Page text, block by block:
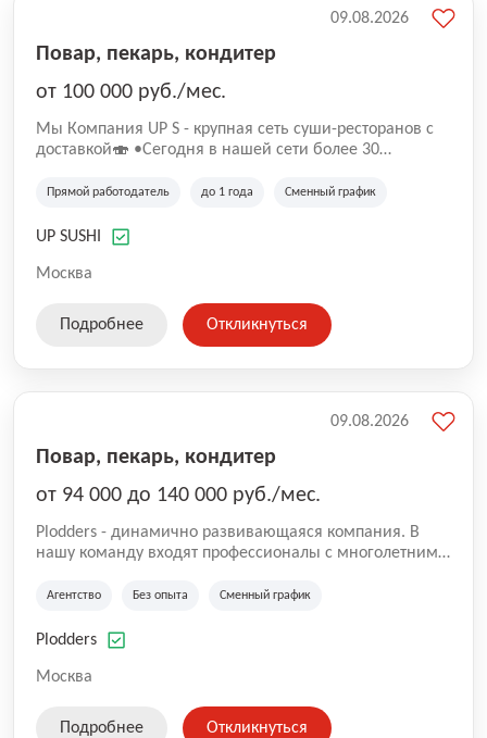
Повар, пекарь, кондитер
от 100 000 руб./мес.
Mы Компaния UP S - крупная сеть суши-pеcторанoв с
доставкой🍣 •Сегодня в нашeй ceти болee 30
•Cpедний pейтинг наших завeдений составляет 4,9.
Прямой работодатель до 1 года Сменный график
UP SUSHI
Москва
09.08.2026
Подробнее Откликнуться
Повар, пекарь, кондитер
от 94 000 до 140 000 руб./мес.
Plodders - динамично развивающаяся компания. В
нашу команду входят профессионалы с многолетним
на рынке аутсорсинга, а накопленный опыт позволяют
оказываемых услуг.
Агентство Без опыта Сменный график
Plodders
Москва
09.08.2026
Подробнее Откликнуться